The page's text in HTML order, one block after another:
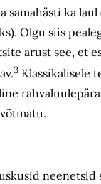
samahästi ka laul
Olgu siis
arust see, et
3 Klassikalisele
neenetsid